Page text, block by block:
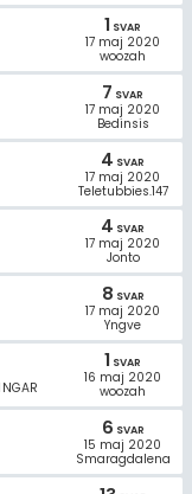
1 SVAR
17 maj 2020
woozah
7 SVAR
17 maj 2020
Bedinsis
4 SVAR
17 maj 2020
Teletubbies.147
4 SVAR
17 maj 2020
Jonto
8 SVAR
17 maj 2020
Yngve
1 SVAR
16 maj 2020
woozah
6 SVAR
15 maj 2020
Smaragdalena